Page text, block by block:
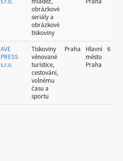
obrázkové
seriály a
obrázkové
tiskoviny
AVE
PRESS
s.r.o.
Tiskoviny
věnované
turistice,
cestování,
volnému
času a
sportu
Praha
Hlavní
město
Praha
6